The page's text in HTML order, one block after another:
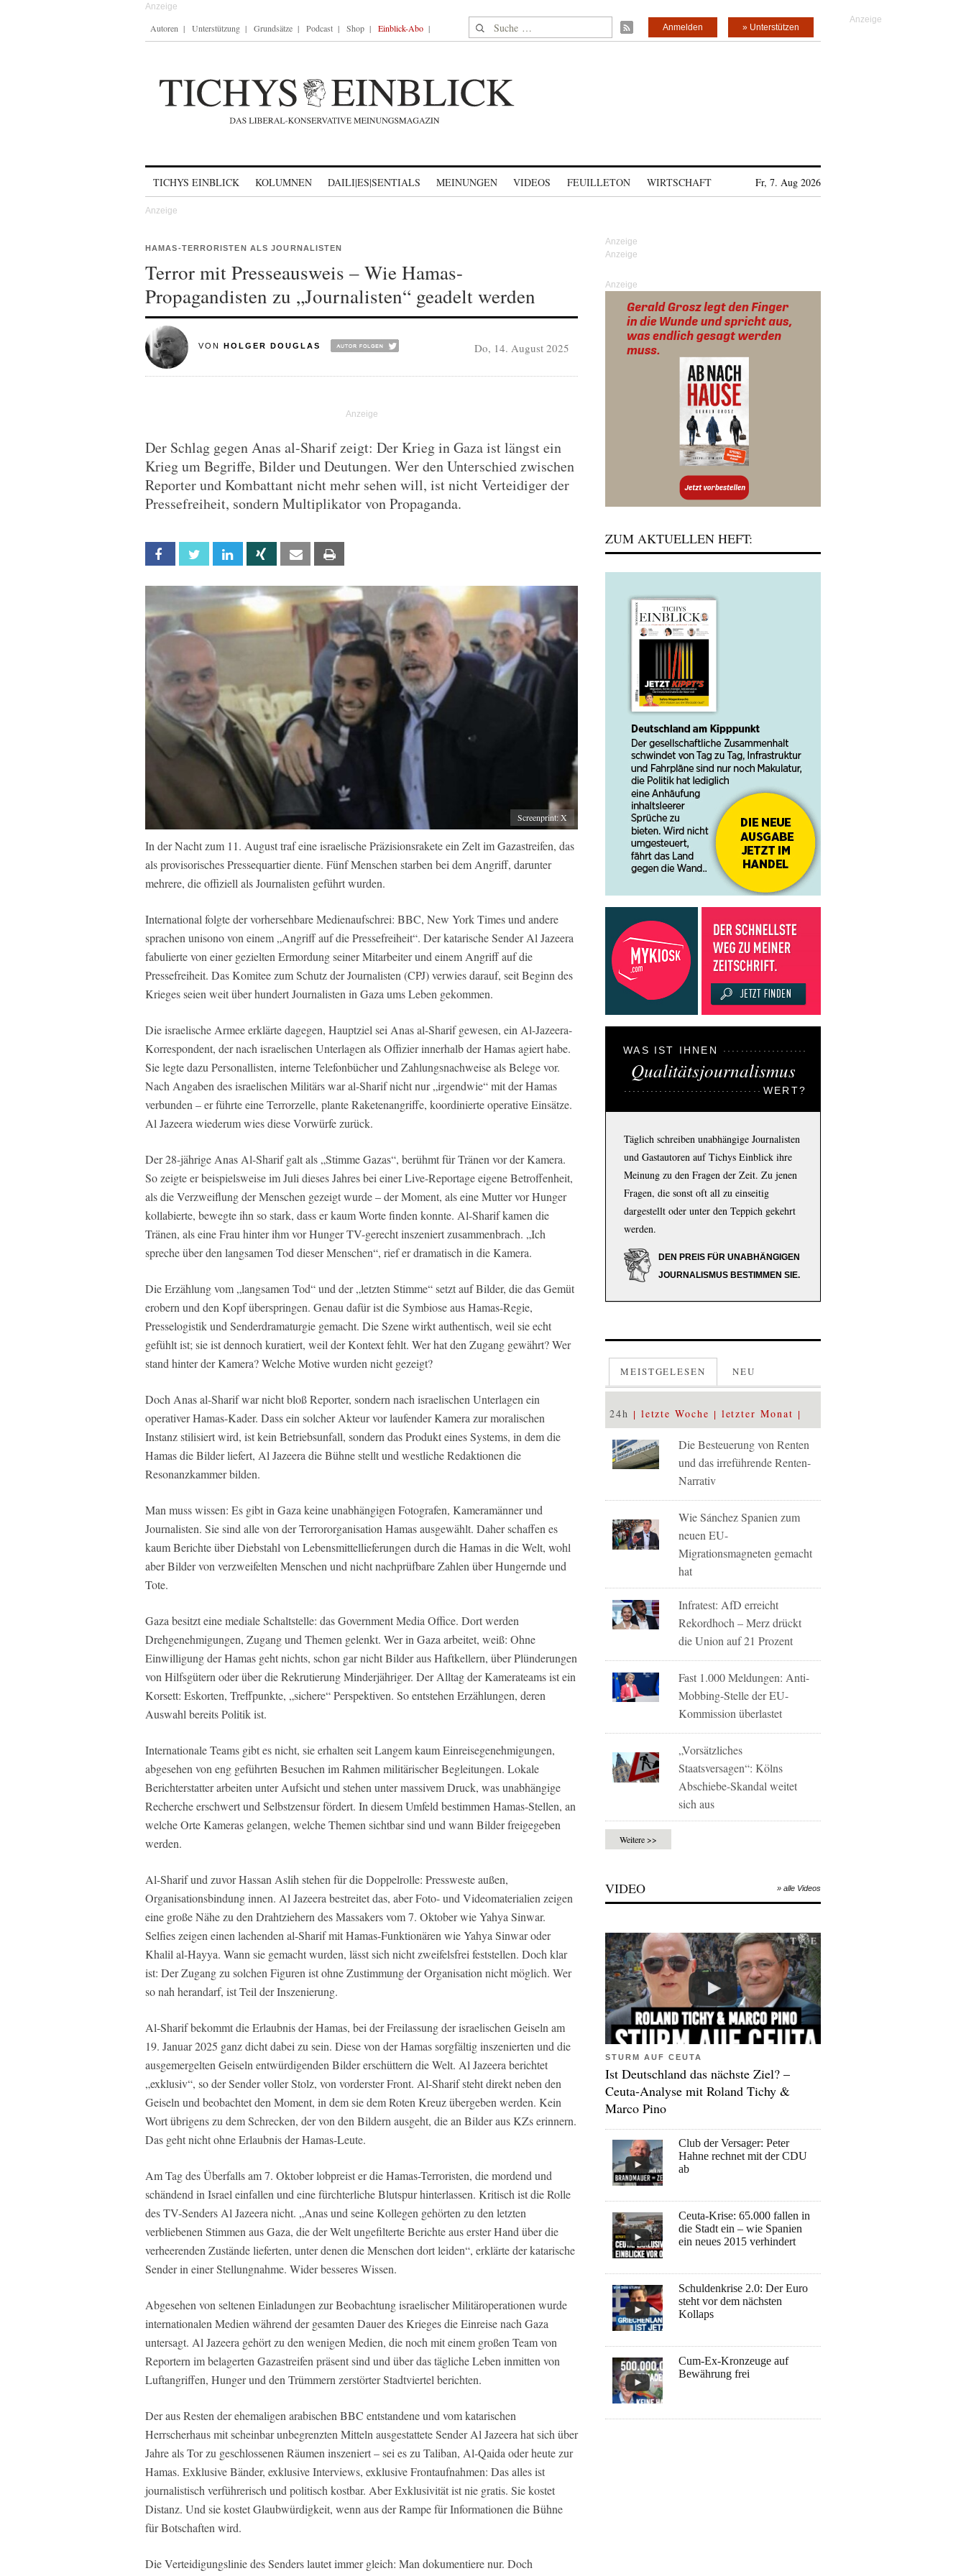
Autoren Unterstützung Grundsätze Podcast Shop Einblick-Abo Suche nach: » Unterstützen
Anmelden
TICHYS EINBLICK KOLUMNEN DAILI|ES|SENTIALS MEINUNGEN VIDEOS FEUILLETON WIRTSCHAFT Fr, 7. Aug 2026
HAMAS-TERRORISTEN ALS JOURNALISTEN
Terror mit Presseausweis – Wie Hamas-
Propagandisten zu „Journalisten“ geadelt werden
VON HOLGER DOUGLAS Do, 14. August 2025
Der Schlag gegen Anas al-Sharif zeigt: Der Krieg in Gaza ist längst ein
Krieg um Begriffe, Bilder und Deutungen. Wer den Unterschied zwischen
Reporter und Kombattant nicht mehr sehen will, ist nicht Verteidiger der
Pressefreiheit, sondern Multiplikator von Propaganda.
Facebook Twitter Linkedin Xing Email
Screenprint: X
In der Nacht zum 11. August traf eine israelische Präzisionsrakete ein Zelt im Gazastreifen, das
als provisorisches Pressequartier diente. Fünf Menschen starben bei dem Angriff, darunter
mehrere, die offiziell als Journalisten geführt wurden.
International folgte der vorhersehbare Medienaufschrei: BBC, New York Times und andere
sprachen unisono von einem „Angriff auf die Pressefreiheit“. Der katarische Sender Al Jazeera
fabulierte von einer gezielten Ermordung seiner Mitarbeiter und einem Angriff auf die
Pressefreiheit. Das Komitee zum Schutz der Journalisten (CPJ) verwies darauf, seit Beginn des
Krieges seien weit über hundert Journalisten in Gaza ums Leben gekommen.
Die israelische Armee erklärte dagegen, Hauptziel sei Anas al-Sharif gewesen, ein Al-Jazeera-
Korrespondent, der nach israelischen Unterlagen als Offizier innerhalb der Hamas agiert habe.
Sie legte dazu Personallisten, interne Telefonbücher und Zahlungsnachweise als Belege vor.
Nach Angaben des israelischen Militärs war al-Sharif nicht nur „irgendwie“ mit der Hamas
verbunden – er führte eine Terrorzelle, plante Raketenangriffe, koordinierte operative Einsätze.
Al Jazeera wiederum wies diese Vorwürfe zurück.
Der 28-jährige Anas Al-Sharif galt als „Stimme Gazas“, berühmt für Tränen vor der Kamera.
So zeigte er beispielsweise im Juli dieses Jahres bei einer Live-Reportage eigene Betroffenheit,
als die Verzweiflung der Menschen gezeigt wurde – der Moment, als eine Mutter vor Hunger
kollabierte, bewegte ihn so stark, dass er kaum Worte finden konnte. Al-Sharif kamen die
Tränen, als eine Frau hinter ihm vor Hunger TV-gerecht inszeniert zusammenbrach. „Ich
spreche über den langsamen Tod dieser Menschen“, rief er dramatisch in die Kamera.
Die Erzählung vom „langsamen Tod“ und der „letzten Stimme“ setzt auf Bilder, die das Gemüt
erobern und den Kopf überspringen. Genau dafür ist die Symbiose aus Hamas-Regie,
Presselogistik und Senderdramaturgie gemacht. Die Szene wirkt authentisch, weil sie echt
gefühlt ist; sie ist dennoch kuratiert, weil der Kontext fehlt. Wer hat den Zugang gewährt? Wer
stand hinter der Kamera? Welche Motive wurden nicht gezeigt?
Doch Anas al-Sharif war nicht bloß Reporter, sondern nach israelischen Unterlagen ein
operativer Hamas-Kader. Dass ein solcher Akteur vor laufender Kamera zur moralischen
Instanz stilisiert wird, ist kein Betriebsunfall, sondern das Produkt eines Systems, in dem die
Hamas die Bilder liefert, Al Jazeera die Bühne stellt und westliche Redaktionen die
Resonanzkammer bilden.
Man muss wissen: Es gibt in Gaza keine unabhängigen Fotografen, Kameramänner und
Journalisten. Sie sind alle von der Terrororganisation Hamas ausgewählt. Daher schaffen es
kaum Berichte über Diebstahl von Lebensmittellieferungen durch die Hamas in die Welt, wohl
aber Bilder von verzweifelten Menschen und nicht nachprüfbare Zahlen über Hungernde und
Tote.
Gaza besitzt eine mediale Schaltstelle: das Government Media Office. Dort werden
Drehgenehmigungen, Zugang und Themen gelenkt. Wer in Gaza arbeitet, weiß: Ohne
Einwilligung der Hamas geht nichts, schon gar nicht Bilder aus Haftkellern, über Plünderungen
von Hilfsgütern oder über die Rekrutierung Minderjähriger. Der Alltag der Kamerateams ist ein
Korsett: Eskorten, Treffpunkte, „sichere“ Perspektiven. So entstehen Erzählungen, deren
Auswahl bereits Politik ist.
Internationale Teams gibt es nicht, sie erhalten seit Langem kaum Einreisegenehmigungen,
abgesehen von eng geführten Besuchen im Rahmen militärischer Begleitungen. Lokale
Berichterstatter arbeiten unter Aufsicht und stehen unter massivem Druck, was unabhängige
Recherche erschwert und Selbstzensur fördert. In diesem Umfeld bestimmen Hamas-Stellen, an
welche Orte Kameras gelangen, welche Themen sichtbar sind und wann Bilder freigegeben
werden.
Al-Sharif und zuvor Hassan Aslih stehen für die Doppelrolle: Pressweste außen,
Organisationsbindung innen. Al Jazeera bestreitet das, aber Foto- und Videomaterialien zeigen
eine große Nähe zu den Drahtziehern des Massakers vom 7. Oktober wie Yahya Sinwar.
Selfies zeigen einen lachenden al-Sharif mit Hamas-Funktionären wie Yahya Sinwar oder
Khalil al-Hayya. Wann sie gemacht wurden, lässt sich nicht zweifelsfrei feststellen. Doch klar
ist: Der Zugang zu solchen Figuren ist ohne Zustimmung der Organisation nicht möglich. Wer
so nah herandarf, ist Teil der Inszenierung.
Al-Sharif bekommt die Erlaubnis der Hamas, bei der Freilassung der israelischen Geiseln am
19. Januar 2025 ganz dicht dabei zu sein. Diese von der Hamas sorgfältig inszenierten und die
ausgemergelten Geiseln entwürdigenden Bilder erschüttern die Welt. Al Jazeera berichtet
„exklusiv“, so der Sender voller Stolz, von vorderster Front. Al-Sharif steht direkt neben den
Geiseln und beobachtet den Moment, in dem sie dem Roten Kreuz übergeben werden. Kein
Wort übrigens zu dem Schrecken, der von den Bildern ausgeht, die an Bilder aus KZs erinnern.
Das geht nicht ohne Erlaubnis der Hamas-Leute.
Am Tag des Überfalls am 7. Oktober lobpreist er die Hamas-Terroristen, die mordend und
schändend in Israel einfallen und eine fürchterliche Blutspur hinterlassen. Kritisch ist die Rolle
des TV-Senders Al Jazeera nicht. „Anas und seine Kollegen gehörten zu den letzten
verbliebenen Stimmen aus Gaza, die der Welt ungefilterte Berichte aus erster Hand über die
verheerenden Zustände lieferten, unter denen die Menschen dort leiden“, erklärte der katarische
Sender in einer Stellungnahme. Wider besseres Wissen.
Abgesehen von seltenen Einladungen zur Beobachtung israelischer Militäroperationen wurde
internationalen Medien während der gesamten Dauer des Krieges die Einreise nach Gaza
untersagt. Al Jazeera gehört zu den wenigen Medien, die noch mit einem großen Team von
Reportern im belagerten Gazastreifen präsent sind und über das tägliche Leben inmitten von
Luftangriffen, Hunger und den Trümmern zerstörter Stadtviertel berichten.
Der aus Resten der ehemaligen arabischen BBC entstandene und vom katarischen
Herrscherhaus mit scheinbar unbegrenzten Mitteln ausgestattete Sender Al Jazeera hat sich über
Jahre als Tor zu geschlossenen Räumen inszeniert – sei es zu Taliban, Al-Qaida oder heute zur
Hamas. Exklusive Bänder, exklusive Interviews, exklusive Frontaufnahmen: Das alles ist
journalistisch verführerisch und politisch kostbar. Aber Exklusivität ist nie gratis. Sie kostet
Distanz. Und sie kostet Glaubwürdigkeit, wenn aus der Rampe für Informationen die Bühne
für Botschaften wird.
Die Verteidigungslinie des Senders lautet immer gleich: Man dokumentiere nur. Doch
Anzeige
ZUM AKTUELLEN HEFT:
WAS IST IHNEN
Qualitätsjournalismus
WERT?
Täglich schreiben unabhängige Journalisten
und Gastautoren auf Tichys Einblick ihre
Meinung zu den Fragen der Zeit. Zu jenen
Fragen, die sonst oft all zu einseitig
dargestellt oder unter den Teppich gekehrt
werden.
DEN PREIS FÜR UNABHÄNGIGEN
JOURNALISMUS BESTIMMEN SIE.
MEISTGELESEN NEU
24h letzte Woche letzter Monat
Die Besteuerung von Renten
und das irreführende Renten-
Narrativ
Wie Sánchez Spanien zum
neuen EU-
Migrationsmagneten gemacht
hat
Infratest: AfD erreicht
Rekordhoch – Merz drückt
die Union auf 21 Prozent
Fast 1.000 Meldungen: Anti-
Mobbing-Stelle der EU-
Kommission überlastet
„Vorsätzliches
Staatsversagen“: Kölns
Abschiebe-Skandal weitet
sich aus
Weitere >>
VIDEO » alle Videos
STURM AUF CEUTA
Ist Deutschland das nächste Ziel? –
Ceuta-Analyse mit Roland Tichy &
Marco Pino
Club der Versager: Peter
Hahne rechnet mit der CDU
ab
Ceuta-Krise: 65.000 fallen in
die Stadt ein – wie Spanien
ein neues 2015 verhindert
Schuldenkrise 2.0: Der Euro
steht vor dem nächsten
Kollaps
Cum-Ex-Kronzeuge auf
Bewährung frei